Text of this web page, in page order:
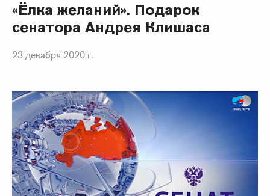
«Ёлка желаний». Подарок
сенатора Андрея Клишаса
23 декабря 2020 г.